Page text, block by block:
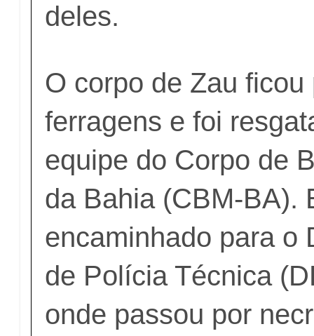
deles.
O corpo de Zau ficou
ferragens e foi
equipe do Corpo de
da Bahia (CBM-BA).
encaminhado para o
de Polícia Técnica
onde passou por